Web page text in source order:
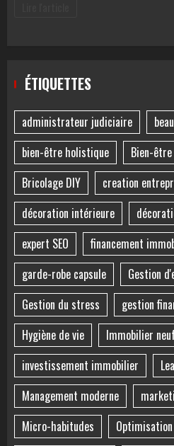
ÉTIQUETTES
administrateur judiciaire
bien-être holistique
Bien-
Bricolage DIY
creation
décoration intérieure
expert SEO
financement
garde-robe capsule
Gestion
Gestion du stress
gestion
Hygiène de vie
Immobilier neuf
investissement immobilier
Management moderne
Micro-habitudes